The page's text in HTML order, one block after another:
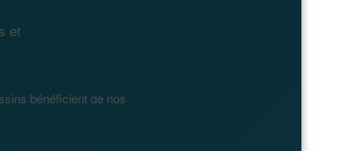
et
bénéficient de nos